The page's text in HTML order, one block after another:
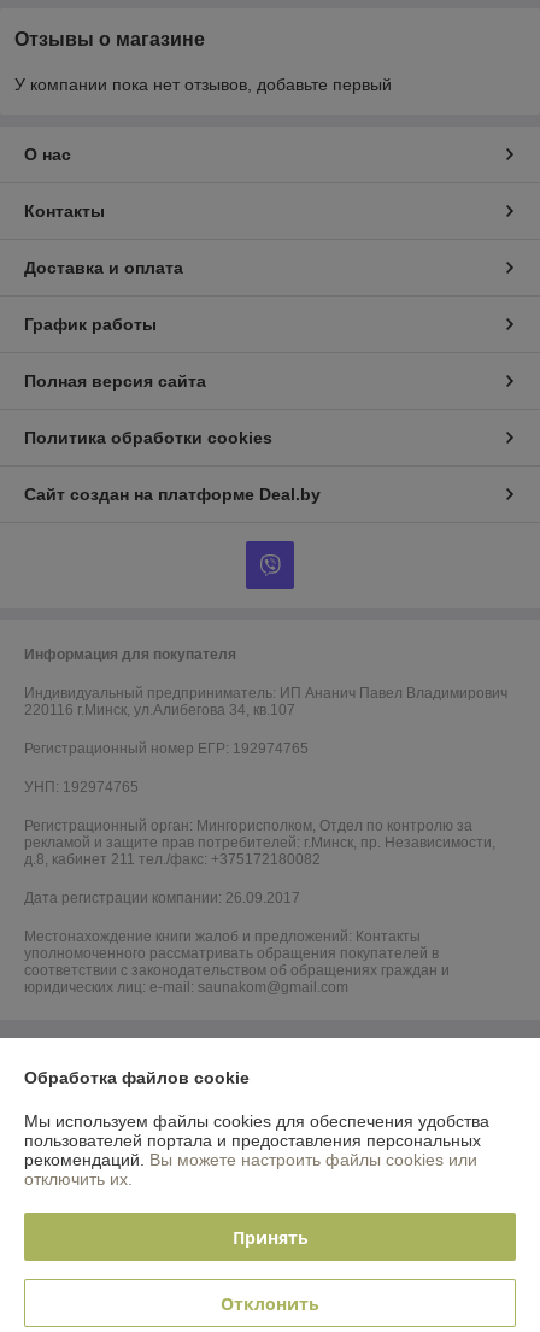
Отзывы о магазине
У компании пока нет отзывов, добавьте первый
О нас
Контакты
Доставка и оплата
График работы
Полная версия сайта
Политика обработки cookies
Сайт создан на платформе Deal.by
Информация для покупателя
Индивидуальный предприниматель: ИП Ананич Павел Владимирович
220116 г.Минск, ул.Алибегова 34, кв.107
Регистрационный номер ЕГР: 192974765
УНП: 192974765
Регистрационный орган: Мингорисполком, Отдел по контролю за
рекламой и защите прав потребителей: г.Минск, пр. Независимости,
д.8, кабинет 211 тел./факс: +375172180082
Дата регистрации компании: 26.09.2017
Местонахождение книги жалоб и предложений: Контакты
уполномоченного рассматривать обращения покупателей в
соответствии с законодательством об обращениях граждан и
юридических лиц: e-mail: saunakom@gmail.com
Обработка файлов cookie
Мы используем файлы cookies для обеспечения удобства
пользователей портала и предоставления персональных
рекомендаций. Вы можете настроить файлы cookies или
отключить их.
Принять
Отклонить